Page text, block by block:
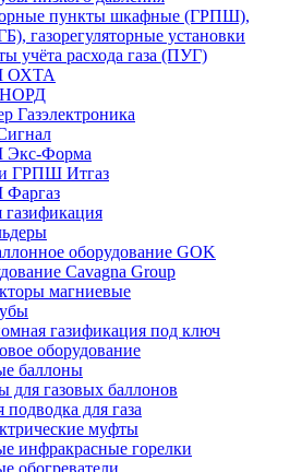
пункты шкафные (ГРПШ),
газорегуляторные установки
учёта расхода газа (ПУГ)
ОХТА
Газэлектроника
Форма
ГРПШ Итгаз
оборудование GOK
Cavagna Group
магниевые
газификация под ключ
оборудование
баллоны
газовых баллонов
подводка для газа
муфты
инфракрасные горелки
обогреватели